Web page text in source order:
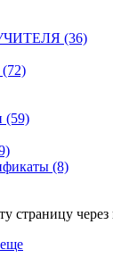
(36)
(72)
(59)
(8)
страницу